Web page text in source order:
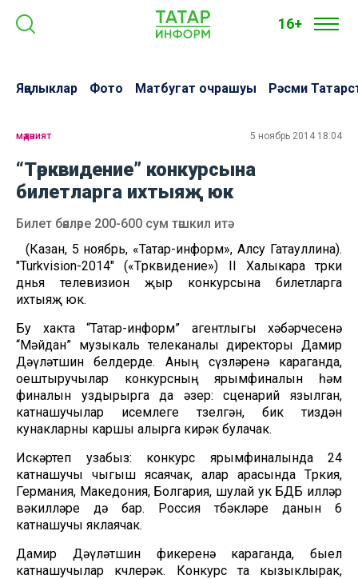
16+
Яңалыклар Фото Матбугат очрашуы Рәсми
мәдәният 5 ноябрь 2014 18:04
“Төрквидение” конкурсына
билетларга ихтыяҗ юк
Билет бәяләре 200-600 сум тәшкил итә
(Казан, 5 ноябрь, «Татар-информ», Алсу Гатауллина).
"Turkvision-2014" («Төрквидение») II Халыкара төрки
дөнья телевизион җыр конкурсына билетларга
ихтыяҗ юк.
Бу хакта “Татар-информ” агентлыгы хәбәрчесенә
“Мәйдан” музыкаль телеканалы директоры Дамир
Дәүләтшин белдерде. Аның сүзләренә караганда,
оештыручылар конкурсның ярымфиналын һәм
финалын уздырырга да әзер: сценарий язылган,
катнашучылар исемлеге төзелгән, бик тиздән
кунакларны каршы алырга кирәк булачак.
Искәртеп узабыз: конкурс ярымфиналында 24
катнашучы чыгыш ясаячак, алар арасында Төркия,
Германия, Македония, Болгария, шулай ук БДБ илләр
вәкилләре дә бар. Россия төбәкләре данын 6
катнашучы яклаячак.
Дамир Дәүләтшин фикеренә караганда, быел
катнашучылар көчлерәк. Конкурс та кызыклырак,